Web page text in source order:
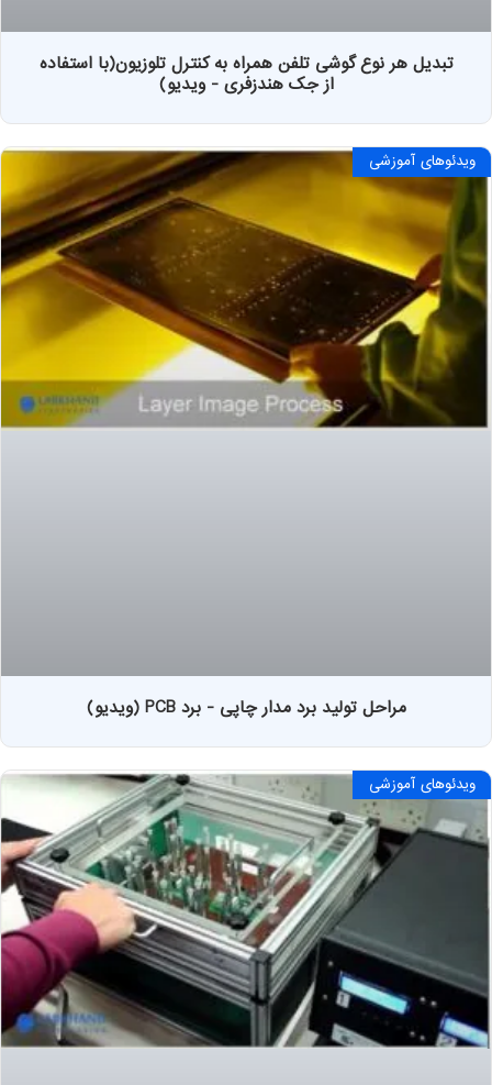
تبدیل هر نوع گوشی تلفن همراه به کنترل تلوزیون(با استفاده
از جک هندزفری - ویدیو)
ویدئوهای آموزشی
مراحل تولید برد مدار چاپی - برد PCB (ویدیو)
ویدئوهای آموزشی